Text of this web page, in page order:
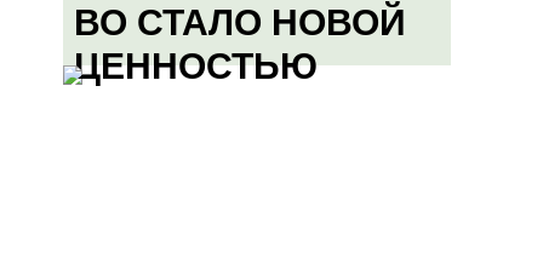
ВО СТАЛО НОВОЙ
ЦЕННОСТЬЮ